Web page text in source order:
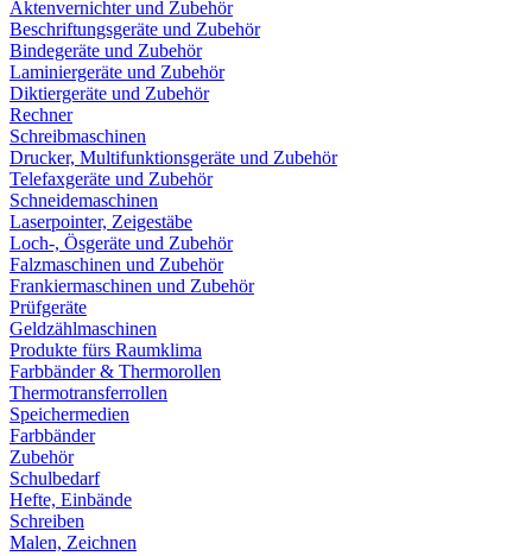
Aktenvernichter und Zubehör
Beschriftungsgeräte und Zubehör
Bindegeräte und Zubehör
Laminiergeräte und Zubehör
Diktiergeräte und Zubehör
Rechner
Schreibmaschinen
Drucker, Multifunktionsgeräte und Zubehör
Telefaxgeräte und Zubehör
Schneidemaschinen
Laserpointer, Zeigestäbe
Loch-, Ösgeräte und Zubehör
Falzmaschinen und Zubehör
Frankiermaschinen und Zubehör
Prüfgeräte
Geldzählmaschinen
Produkte fürs Raumklima
Farbbänder & Thermorollen
Thermotransferrollen
Speichermedien
Farbbänder
Zubehör
Schulbedarf
Hefte, Einbände
Schreiben
Malen, Zeichnen